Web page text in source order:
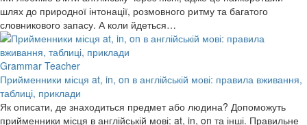
шлях до природної інтонації, розмовного ритму та багатого
словникового запасу. А коли йдеться…
Grammar Teacher
Прийменники місця at, in, on в англійській мові: правила вживання,
таблиці, приклади
Як описати, де знаходиться предмет або людина? Допоможуть
прийменники місця в англійській мові: at, in, on та інші. Правильне